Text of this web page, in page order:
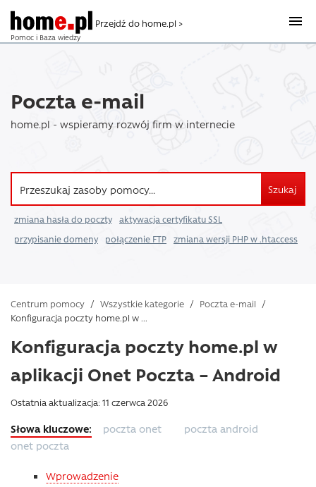
Pomoc i Baza wiedzy
Przejdź do home.pl >
Poczta e-mail
home.pl - wspieramy rozwój firm w internecie
Szukaj
zmiana hasła do poczty
aktywacja certyfikatu SSL
przypisanie domeny
połączenie FTP zmiana wersji PHP w .htaccess
Centrum pomocy / Wszystkie kategorie / Poczta e-mail /
Konfiguracja poczty home.pl w ...
Konfiguracja poczty home.pl w
aplikacji Onet Poczta – Android
Ostatnia aktualizacja: 11 czerwca 2026
poczta onet
poczta android
onet poczta
Wprowadzenie